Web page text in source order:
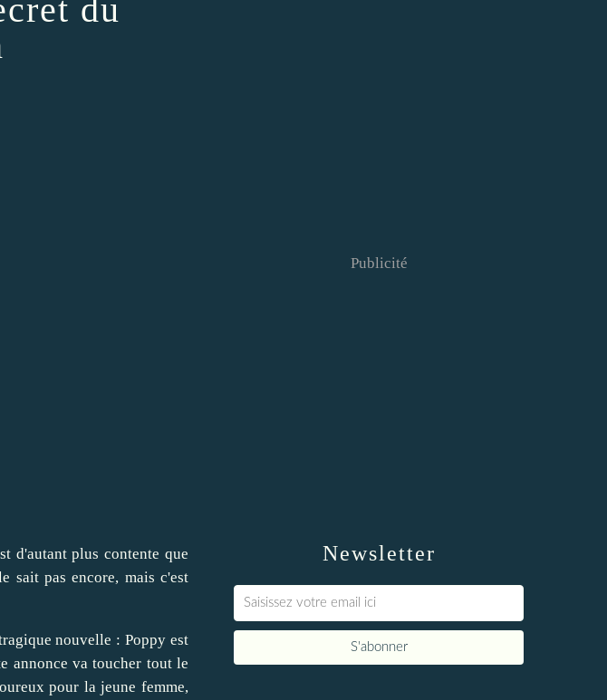
du
d'autant plus contente que
sait pas encore, mais c'est
nouvelle : Poppy est
annonce va toucher tout le
pour la jeune femme,
Newsletter
Publicité